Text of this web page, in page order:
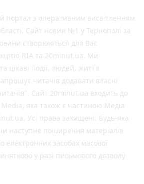
портал з оперативним висвітленням
Сайт новин №1 у Тернополі за
створюються для Вас
RIA та 20minut.ua. Ми
цікаві події, людей, життя
читачів додавати власні
Сайт 20minut.ua входить до
Media, яка також є частиною Медіа
Усі права захищені. Будь-яка
наступне поширення матеріалів
електронних засобах масової
у разі письмового дозволу